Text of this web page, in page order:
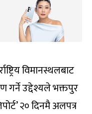
विमानस्थलबाट
गर्ने उद्देश्यले भक्तपुर
२० दिनमै अलपत्र